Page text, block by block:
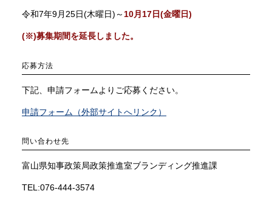
令和7年9月25日(木曜日)～10月17日(金曜日)
(※)募集期間を延長しました。
応募方法
下記、申請フォームよりご応募ください。
申請フォーム（外部サイトへリンク）
問い合わせ先
富山県知事政策局政策推進室ブランディング推進課
TEL:076-444-3574